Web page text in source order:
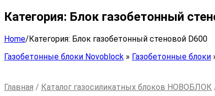
Категория: Блок газобетонный
Home/Категория: Блок газобетонный стеновой D600
Газобетонные блоки Novoblock » Газобетонные блоки
Главная / Каталог газосиликатных блоков НОВОБЛОК